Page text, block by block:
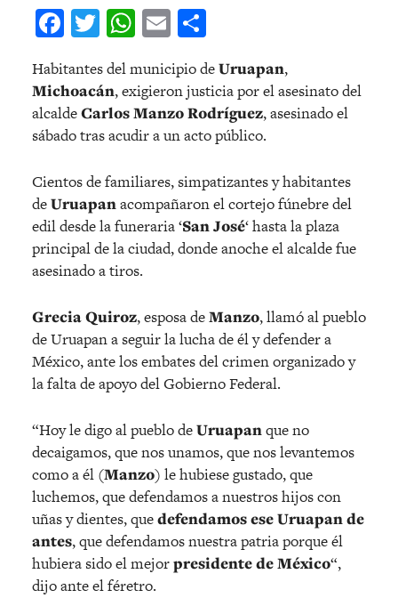
Facebook
Twitter
WhatsApp
Email
Habitantes del municipio deUruapan,
Michoacán, exigieron justicia por el asesinato del
alcaldeCarlos Manzo Rodríguez, asesinado el
sábado tras acudir a un acto público.
Cientos de familiares, simpatizantes y habitantes
deUruapanacompañaron el cortejo fúnebre del
edil desde la funeraria ‘San José‘ hasta la plaza
principal de la ciudad, donde anoche el alcalde fue
asesinado a tiros.
Grecia Quiroz, esposa deManzo, llamó al pueblo
de Uruapan a seguir la lucha de él y defender a
México, ante los embates del crimen organizado y
la falta de apoyo del Gobierno Federal.
“Hoy le digo al pueblo deUruapanque no
decaigamos, que nos unamos, que nos levantemos
como a él (Manzo) le hubiese gustado, que
luchemos, que defendamos a nuestros hijos con
uñas y dientes, quedefendamos ese Uruapan de
antes, que defendamos nuestra patria porque él
hubiera sido el mejorpresidente de México“,
dijo ante el féretro.